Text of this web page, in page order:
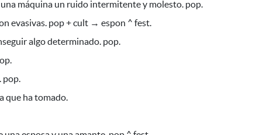
máquina un ruido intermitente y molesto. pop.
evasivas. pop + cult → espon ^ fest.
algo determinado. pop.
pop.
que ha tomado.